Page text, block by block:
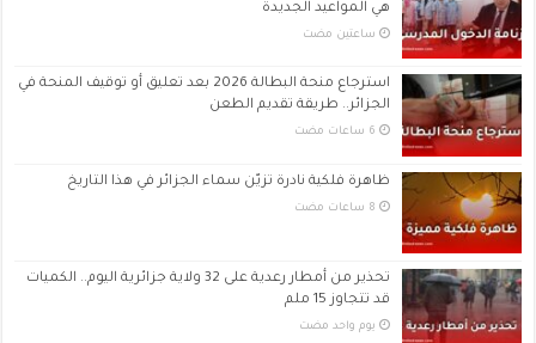
هي المواعيد الجديدة
‏ساعتين مضت
استرجاع منحة البطالة 2026 بعد تعليق أو توقيف المنحة في
الجزائر.. طريقة تقديم الطعن
ظاهرة فلكية نادرة تزيّن سماء الجزائر في هذا التاريخ
تحذير من أمطار رعدية على 32 ولاية جزائرية اليوم.. الكميات
قد تتجاوز 15 ملم
‏يوم واحد مضت